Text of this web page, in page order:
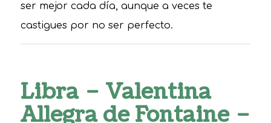
ser mejor cada día, aunque a veces te
castigues por no ser perfecto.
Libra – Valentina
Allegra de Fontaine –